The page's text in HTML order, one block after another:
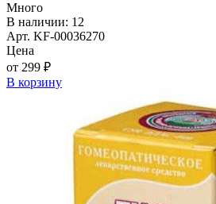
Много
В наличии: 12
Арт. KF-00036270
Цена
от 299 ₽
В корзину